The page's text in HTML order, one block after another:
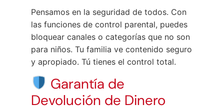
Pensamos en la seguridad de todos. Con
las funciones de control parental, puedes
bloquear canales o categorías que no son
para niños. Tu familia ve contenido seguro
y apropiado. Tú tienes el control total.
Garantía de
Devolución de Dinero